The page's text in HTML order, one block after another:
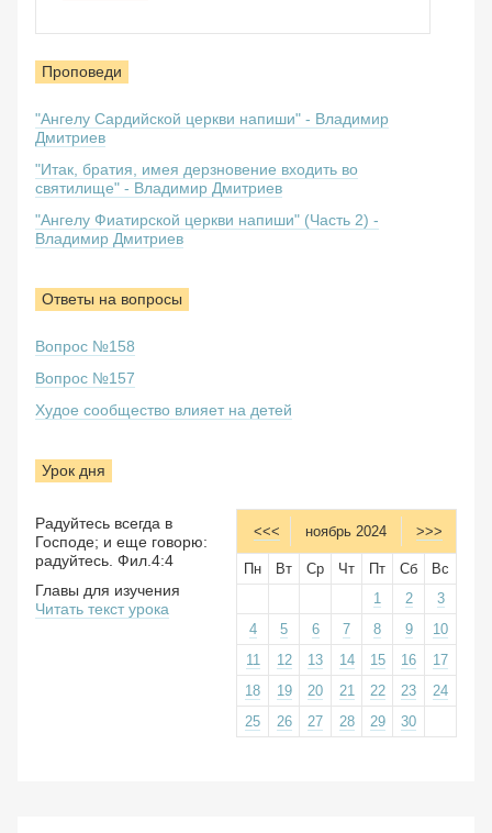
Проповеди
"Ангелу Сардийской церкви напиши" - Владимир
Дмитриев
"Итак, братия, имея дерзновение входить во
святилище" - Владимир Дмитриев
"Ангелу Фиатирской церкви напиши" (Часть 2) -
Владимир Дмитриев
Ответы на вопросы
Вопрос №158
Вопрос №157
Худое сообщество влияет на детей
Урок дня
<<< ноябрь 2024 >>>
Пн Вт Ср Чт Пт Сб
Вс
1
2
3
4
5 6 7 8 9
10
11
12 13 14 15 16
17
18
19 20 21 22 23
24
25
26 27 28 29 30
Радуйтесь всегда в
Господе; и еще говорю:
радуйтесь. Фил.4:4
Главы для изучения
Читать текст урока